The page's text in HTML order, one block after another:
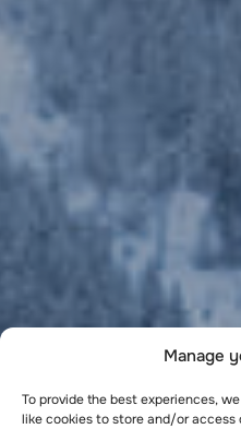
Manage
To provide the best experiences,
like cookies to store and/or